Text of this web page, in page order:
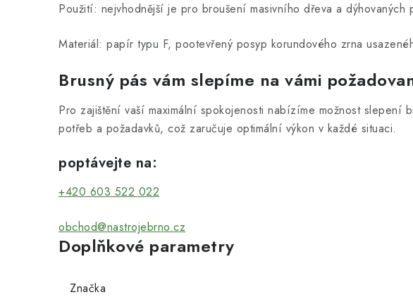
Použití: nejvhodnější je pro broušení masivního dřeva a
Materiál: papír typu F, pootevřený posyp korundového zrna
Brusný pás vám slepíme na vámi
Pro zajištění vaší maximální spokojenosti nabízíme možnost slepení
potřeb a požadavků, což zaručuje optimální výkon v každé situaci.
poptávejte na:
+420 603 522 022
obchod@nastrojebrno.cz
Doplňkové parametry
Značka